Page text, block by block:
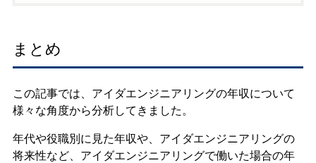
まとめ
この記事では、アイダエンジニアリングの年収について
様々な角度から分析してきました。
年代や役職別に見た年収や、アイダエンジニアリングの
将来性など、アイダエンジニアリングで働いた場合の年